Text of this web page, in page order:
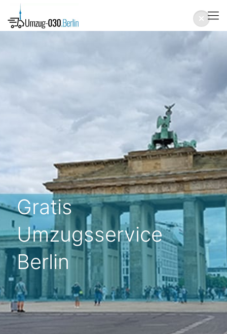
Gratis
Umzugsservice
Berlin